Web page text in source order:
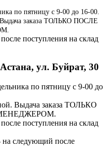
по пятницу с 9-00 до 16-00.
Выдача заказа ТОЛЬКО ПОСЛЕ
поступления на склад
ул. Буйрат, 30
по пятницу с 9-00 до
Выдача заказа ТОЛЬКО
поступления на склад
на следующий после